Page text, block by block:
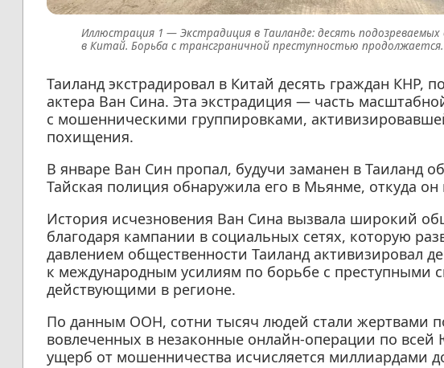
Экстрадиция в Таиланде: десять
в Китай. Борьба с трансграничной преступностью продолжается.
Таиланд экстрадировал в Китай десять граждан КНР,
актера Ван Сина. Эта экстрадиция — часть
с мошенническими группировками,
похищения.
В январе Ван Син пропал, будучи заманен в Таиланд
Тайская полиция обнаружила его в Мьянме, откуда он
История исчезновения Ван Сина вызвала широкий
благодаря кампании в социальных сетях, которую
давлением общественности Таиланд активизировал
к международным усилиям по борьбе с преступными
действующими в регионе.
По данным ООН, сотни тысяч людей стали жертвами
вовлеченных в незаконные онлайн-операции по
ущерб от мошенничества исчисляется миллиардами